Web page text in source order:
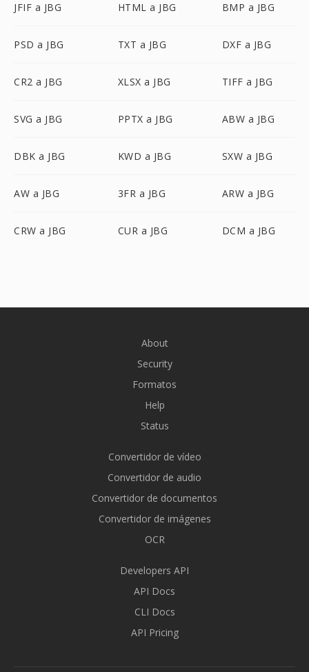
JFIF a JBG HTML a JBG BMP a JBG
PSD a JBG TXT a JBG DXF a JBG
CR2 a JBG XLSX a JBG TIFF a JBG
SVG a JBG PPTX a JBG ABW a JBG
DBK a JBG KWD a JBG SXW a JBG
AW a JBG 3FR a JBG ARW a JBG
CRW a JBG CUR a JBG DCM a JBG
About
Security
Formatos
Help
Status
Convertidor de vídeo
Convertidor de audio
Convertidor de documentos
Convertidor de imágenes
OCR
Developers API
API Docs
CLI Docs
API Pricing